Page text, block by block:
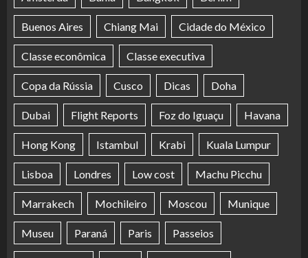
Buenos Aires Chiang Mai Cidade do México
Classe econômica Classe executiva
Copa da Rússia Cusco Dicas Doha
Dubai Flight Reports Foz do Iguaçu Havana
Hong Kong Istambul Krabi Kuala Lumpur
Lisboa Londres Low cost Machu Picchu
Marrakech Mochileiro Moscou Munique
Museu Paraná Paris Passeios